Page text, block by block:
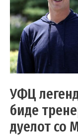
УФЦ
биде
дуелот со